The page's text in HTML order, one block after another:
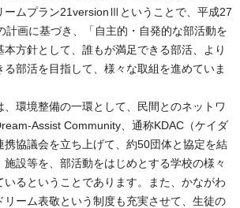
ームプラン21versionⅢということで、平成27
計画に基づき、「自主的・自発的な部活動を
方針として、誰もが満足できる部活、より
る部活を目指して、様々な取組を進めていま
環境整備の一環として、民間とのネットワ
Assist Community、通称KDAC（ケイダ
携協議会を立ち上げて、約50団体と協定を結
設等を、部活動をはじめとする学校の様々
いるということであります。また、かながわ
リーム表敬という制度も充実させて、生徒の